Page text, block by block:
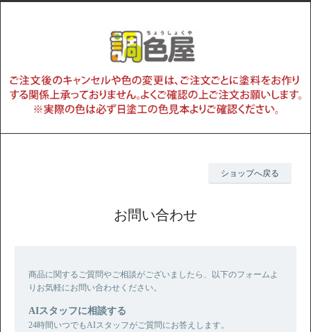
ショップへ戻る
お問い合わせ
商品に関するご質問やご相談がございましたら、以下のフォームよ
りお気軽にお問い合わせください。
AIスタッフに相談する
24時間いつでもAIスタッフがご質問にお答えします。